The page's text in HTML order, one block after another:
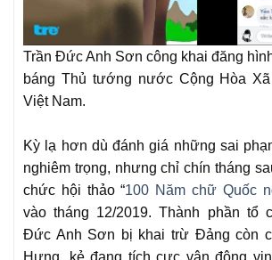
Trần Đức Anh Sơn công khai đăng
báng Thủ tướng nước Cộng Hòa
Việt Nam.
Kỳ lạ hơn dù đánh giá những sai
nghiêm trọng, nhưng chỉ chín tháng
chức hội thảo “100 Năm chữ Quốc
vào tháng 12/2019. Thành phần tổ
Đức Anh Sơn bị khai trừ Đảng còn
Hưng, kẻ đang tích cực vận động